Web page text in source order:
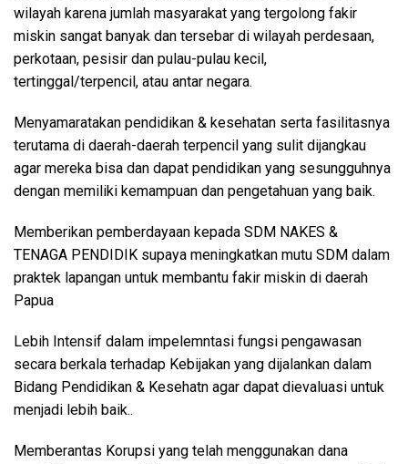
wilayah karena jumlah masyarakat yang tergolong fakir
miskin sangat banyak dan tersebar di wilayah perdesaan,
perkotaan, pesisir dan pulau-pulau kecil,
tertinggal/terpencil, atau antar negara.
Menyamaratakan pendidikan & kesehatan serta fasilitasnya
terutama di daerah-daerah terpencil yang sulit dijangkau
agar mereka bisa dan dapat pendidikan yang sesungguhnya
dengan memiliki kemampuan dan pengetahuan yang baik.
Memberikan pemberdayaan kepada SDM NAKES &
TENAGA PENDIDIK supaya meningkatkan mutu SDM dalam
praktek lapangan untuk membantu fakir miskin di daerah
Papua
Lebih Intensif dalam impelemntasi fungsi pengawasan
secara berkala terhadap Kebijakan yang dijalankan dalam
Bidang Pendidikan & Kesehatn agar dapat dievaluasi untuk
menjadi lebih baik..
Memberantas Korupsi yang telah menggunakan dana